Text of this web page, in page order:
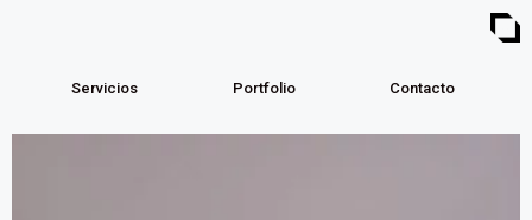
Servicios Portfolio Contacto